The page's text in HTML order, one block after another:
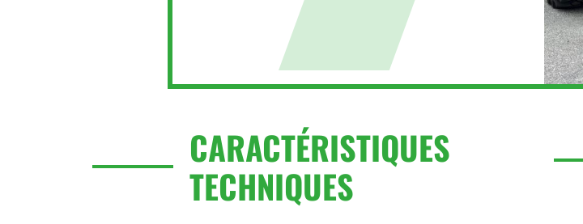
CARACTÉRISTIQUES
TECHNIQUES